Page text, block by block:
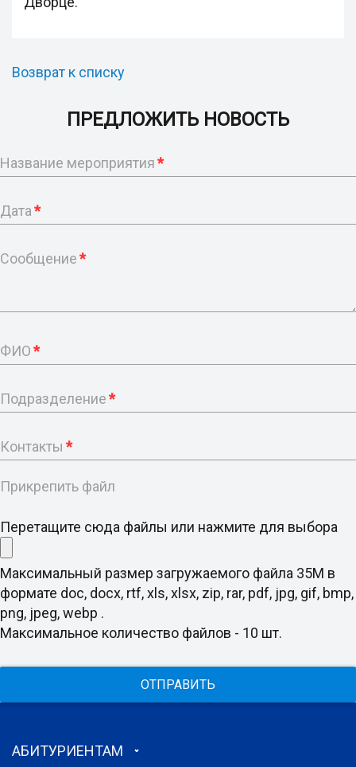
Возврат к списку
ПРЕДЛОЖИТЬ НОВОСТЬ
Название мероприятия*
Дата*
Сообщение*
ФИО*
Подразделение*
Контакты *
Прикрепить файл
Перетащите сюда файлы или нажмите для выбора
Максимальный размер загружаемого файла 35M в
формате doc, docx, rtf, xls, xlsx, zip, rar, pdf, jpg, gif, bmp,
png, jpeg, webp .
Максимальное количество файлов - 10 шт.
ОТПРАВИТЬ
АБИТУРИЕНТАМ